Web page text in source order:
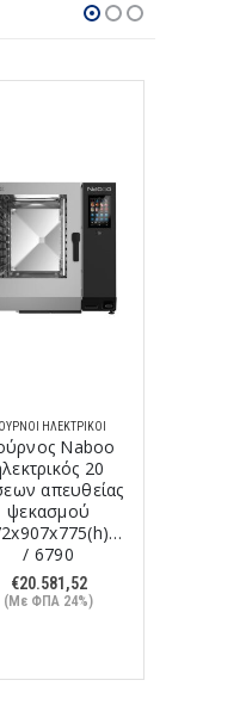
ΗΛΕΚΤΡΙΚΟΊ
Naboo
20
απευθείας
ψεκασμού
/ 6790
€20.581,52
(Με ΦΠΑ 24%)